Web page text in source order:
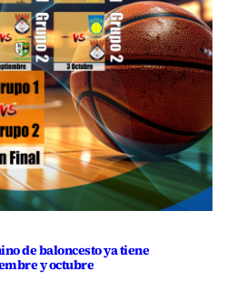
de baloncesto ya tiene
y octubre